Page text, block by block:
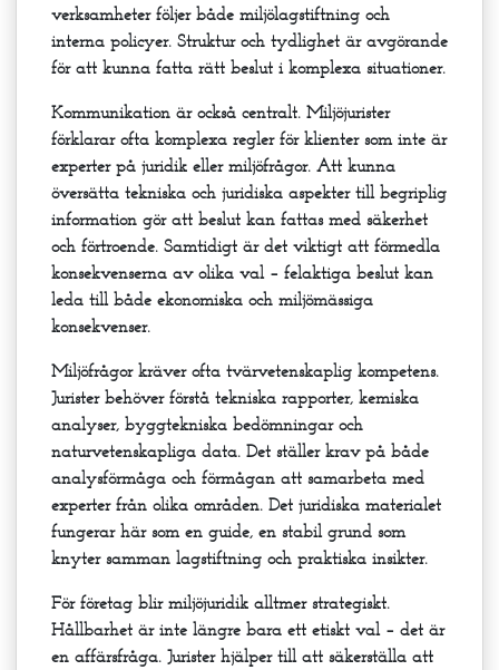
verksamheter följer både miljölagstiftning och
interna policyer. Struktur och tydlighet är avgörande
för att kunna fatta rätt beslut i komplexa situationer.
Kommunikation är också centralt. Miljöjurister
förklarar ofta komplexa regler för klienter som inte är
experter på juridik eller miljöfrågor. Att kunna
översätta tekniska och juridiska aspekter till begriplig
information gör att beslut kan fattas med säkerhet
och förtroende. Samtidigt är det viktigt att förmedla
konsekvenserna av olika val – felaktiga beslut kan
leda till både ekonomiska och miljömässiga
konsekvenser.
Miljöfrågor kräver ofta tvärvetenskaplig kompetens.
Jurister behöver förstå tekniska rapporter, kemiska
analyser, byggtekniska bedömningar och
naturvetenskapliga data. Det ställer krav på både
analysförmåga och förmågan att samarbeta med
experter från olika områden. Det juridiska materialet
fungerar här som en guide, en stabil grund som
knyter samman lagstiftning och praktiska insikter.
För företag blir miljöjuridik alltmer strategiskt.
Hållbarhet är inte längre bara ett etiskt val – det är
en affärsfråga. Jurister hjälper till att säkerställa att